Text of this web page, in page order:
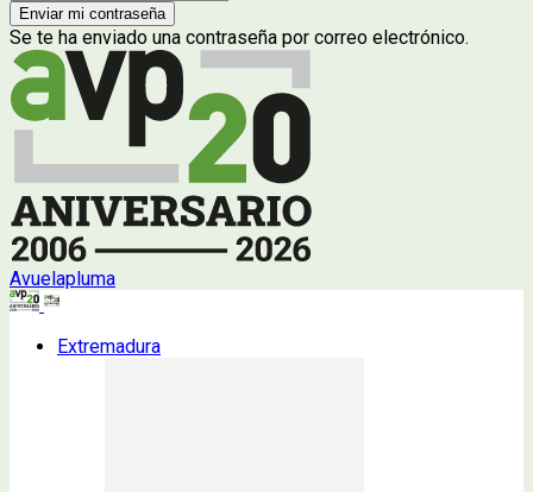
Se te ha enviado una contraseña por correo electrónico.
Avuelapluma
Extremadura